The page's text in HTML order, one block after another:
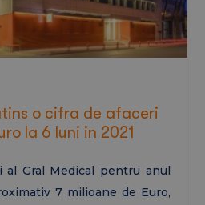
o cifra de afaceri
la 6 luni in 2021
Gral Medical pentru anul
7 milioane de Euro,